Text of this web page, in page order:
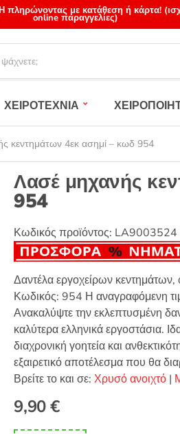
με κατάθεση ή κάρτα!
online παραγγελίες)
ΧΕΙΡΟΤΕΧΝΙΑ
κεντημάτων 4εκ ασημί – κωδ 954
Λασέ μηχανής
954
Κωδικός προϊόντος: LA9003524
Δαντέλα εργοχείρων
Κωδικός: 954 Η αναγραφόμενη
Ανακαλύψτε την εκλεπτυσμένη
καλύτερα ελληνικά εργοστάσια.
διαχρονική γοητεία και
εξαιρετικό αποτέλεσμα που θα
Βρείτε το και σε: Χρυσό ανοιχτό |
9,90€